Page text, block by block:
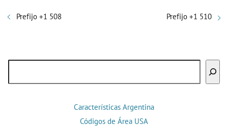
Prefijo +1 508 Prefijo +1 510
Características Argentina
Códigos de Área USA